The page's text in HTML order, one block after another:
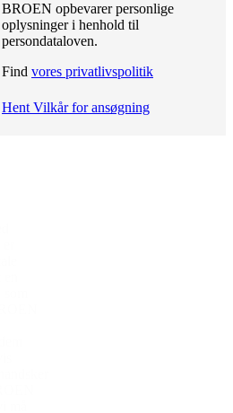
BROEN opbevarer personlige
oplysninger i henhold til
persondataloven.
Find vores privatlivspolitik
Hent Vilkår for ansøgning